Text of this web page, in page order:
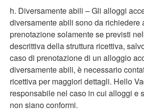
h. Diversamente abili – Gli alloggi
diversamente abili sono da richiedere
prenotazione solamente se previsti
descrittiva della struttura ricettiva,
caso di prenotazione di un alloggio
diversamente abili, è necessario
ricettiva per maggiori dettagli. Hello
responsabile nel caso in cui alloggi e
non siano conformi.